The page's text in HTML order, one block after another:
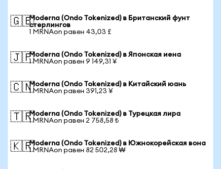
🇬🇧Moderna (Ondo Tokenized) в Британский фунт
стерлингов
1 MRNAon равен 43,03 £
🇯🇵Moderna (Ondo Tokenized) в Японская иена
1 MRNAon равен 9 149,31 ¥
🇨🇳Moderna (Ondo Tokenized) в Китайский юань
1 MRNAon равен 391,23 ¥
🇹🇷Moderna (Ondo Tokenized) в Турецкая лира
1 MRNAon равен 2 758,58 ₺
🇰🇷Moderna (Ondo Tokenized) в Южнокорейская вона
1 MRNAon равен 82 502,28 ₩